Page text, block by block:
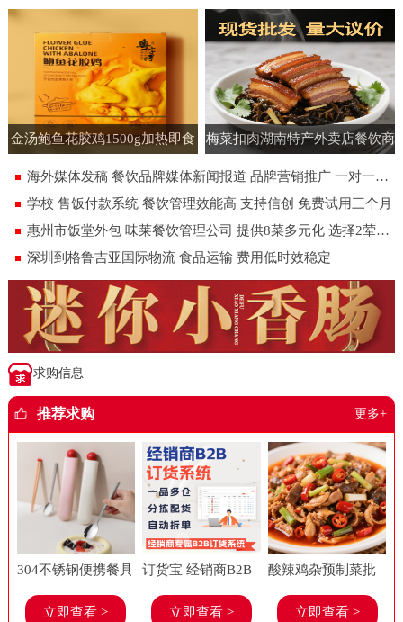
金汤鲍鱼花胶鸡1500g加热即食
速食半成品预制菜批发花胶鸡大
盆菜
梅菜扣肉湖南特产外卖店餐饮商
用批发虎皮扣肉饭店即食预制菜
180g
海外媒体发稿 餐饮品牌媒体新闻报道 品牌营销推广 一对一专人服务
学校 售饭付款系统 餐饮管理效能高 支持信创 免费试用三个月
惠州市饭堂外包 味莱餐饮管理公司 提供8菜多元化 选择2荤1素汤米饭
深圳到格鲁吉亚国际物流 食品运输 费用低时效稳定
求购信息
推荐求购 更多+
304不锈钢便携餐具
套装上班族学生糖
立即查看 >
订货宝 经销商B2B
订货系统 食品进销
立即查看 >
酸辣鸡杂预制菜批
发美味春工厂老牌
立即查看 >